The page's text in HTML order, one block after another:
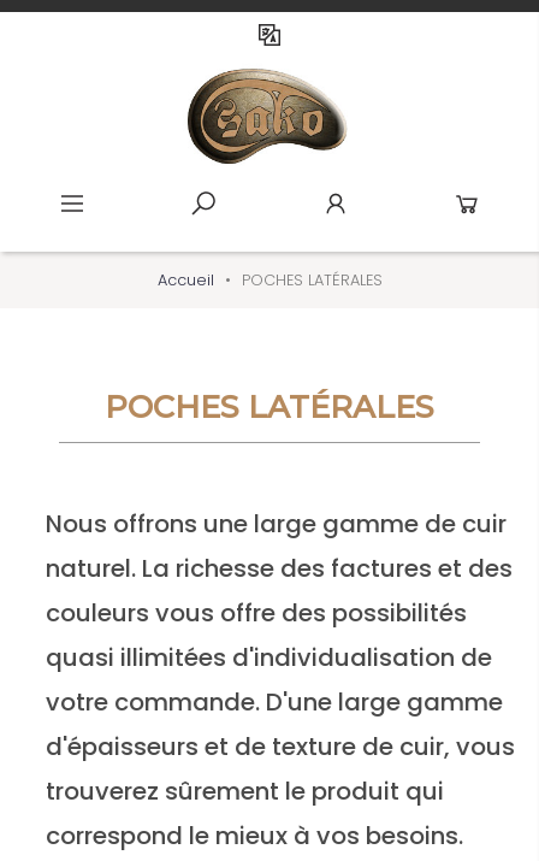
Accueil POCHES LATÉRALES
POCHES LATÉRALES
Nous offrons une large gamme de cuir
naturel. La richesse des factures et des
couleurs vous offre des possibilités
quasi illimitées d'individualisation de
votre commande. D'une large gamme
d'épaisseurs et de texture de cuir, vous
trouverez sûrement le produit qui
correspond le mieux à vos besoins.